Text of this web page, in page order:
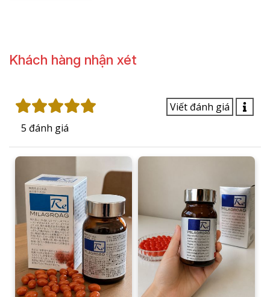
Nên uống cùng nhiều nước để hỗ trợ quá trình hấp
Ưu Điểm Của Viên Uống Hỗ Trợ Thải Độc, Lọc
Máu Re Milagroag
Viên uống Re Milagroag là sản phẩm chăm sóc sức khỏe
cao cấp đến từ Nhật Bản, được phát triển với công thức
kết hợp giữa các chất chống oxy hóa và dưỡng chất thiết
yếu cho cơ thể. Sản phẩm hỗ trợ thanh lọc từ bên trong,
góp phần bảo vệ chức năng gan thận, đồng thời nuôi
dưỡng làn da sáng khỏe, hỗ trợ tăng cường hoạt động
não bộ, cải thiện trí nhớ và khả năng tập trung.
Ưu điểm của viên uống hỗ trợ thải độc, lọc máu Re
Khách hàng nhận xét